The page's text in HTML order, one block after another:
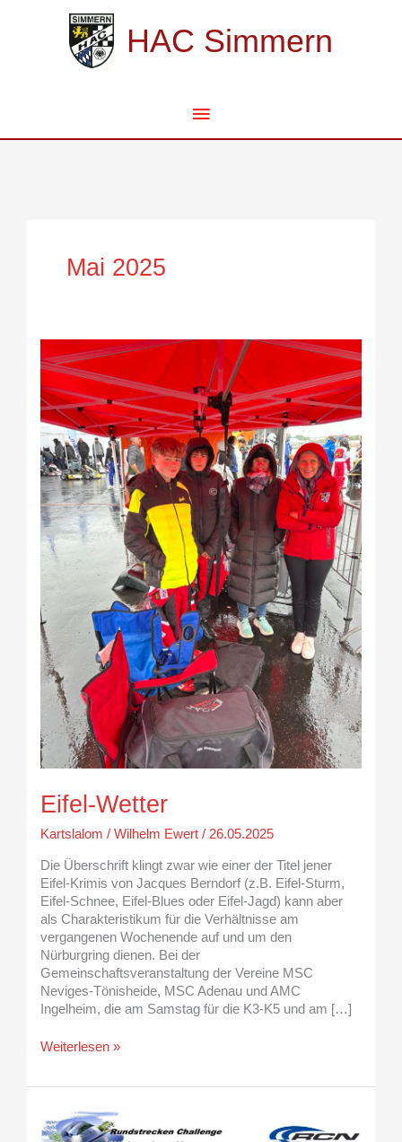
HAC Simmern
Mai 2025
Eifel-Wetter
Kartslalom / Wilhelm Ewert / 26.05.2025
Die Überschrift klingt zwar wie einer der Titel jener
Eifel-Krimis von Jacques Berndorf (z.B. Eifel-Sturm,
Eifel-Schnee, Eifel-Blues oder Eifel-Jagd) kann aber
als Charakteristikum für die Verhältnisse am
vergangenen Wochenende auf und um den
Nürburgring dienen. Bei der
Gemeinschaftsveranstaltung der Vereine MSC
Neviges-Tönisheide, MSC Adenau und AMC
Ingelheim, die am Samstag für die K3-K5 und am […]
Wetter
Weiterlesen »
Reifenschaden
bei